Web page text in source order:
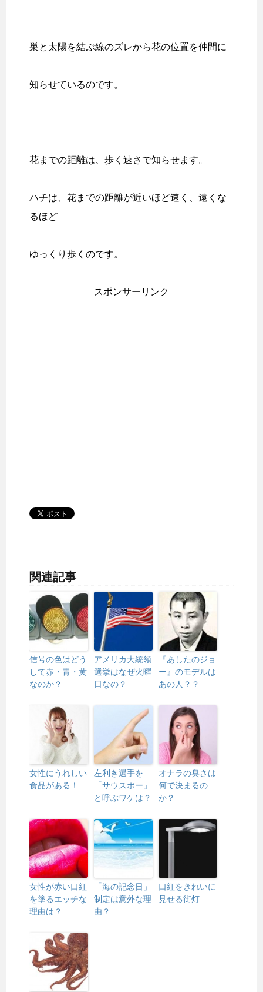
巣と太陽を結ぶ線のズレから花の位置を仲間に
知らせているのです。
花までの距離は、歩く速さで知らせます。
ハチは、花までの距離が近いほど速く、遠くな
るほど
ゆっくり歩くのです。
スポンサーリンク
関連記事
信号の色はどう
して赤・青・黄
なのか？
アメリカ大統領
選挙はなぜ火曜
日なの？
『あしたのジョ
ー』のモデルは
あの人？？
女性にうれしい
食品がある！
左利き選手を
「サウスポー」
と呼ぶワケは？
オナラの臭さは
何で決まるの
か？
女性が赤い口紅
を塗るエッチな
理由は？
「海の記念日」
制定は意外な理
由？
口紅をきれいに
見せる街灯